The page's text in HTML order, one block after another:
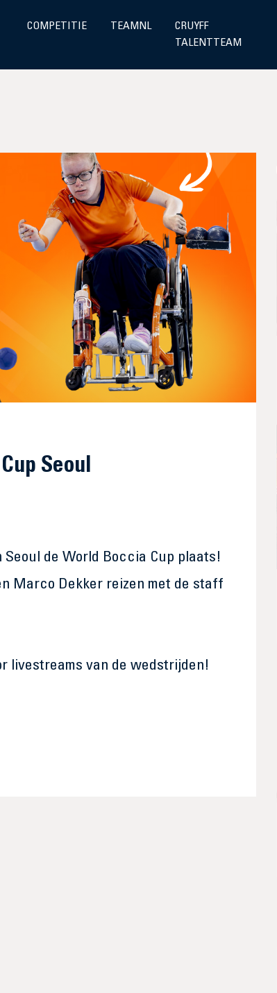
COMPETITIE TEAMNL
CRUYFF
TALENTTEAM
Seoul
de World Boccia Cup plaats!
Marco Dekker reizen met de staff
livestreams van de wedstrijden!